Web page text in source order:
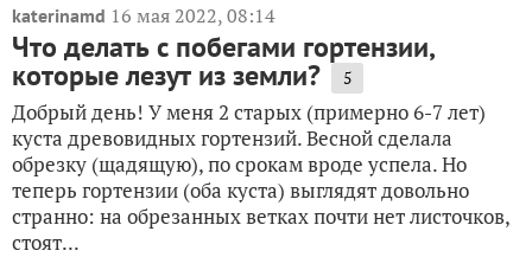
katerinamd 16 мая 2022, 08:14
Что делать с побегами гортензии,
которые лезут из земли? 5
Добрый день! У меня 2 старых (примерно 6-7 лет)
куста древовидных гортензий. Весной сделала
обрезку (щадящую), по срокам вроде успела. Но
теперь гортензии (оба куста) выглядят довольно
странно: на обрезанных ветках почти нет листочков,
стоят...